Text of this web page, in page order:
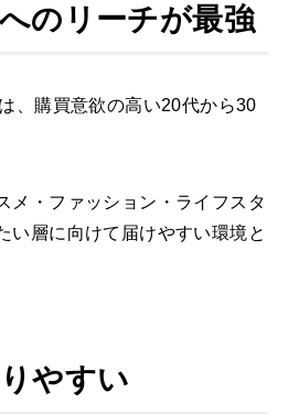
のリーチが最強
、購買意欲の高い20代から30
メ・ファッション・ライフスタ
い層に向けて届けやすい環境と
やすい